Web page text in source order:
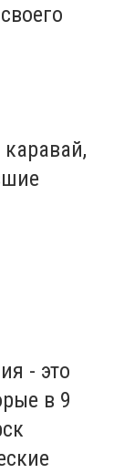
- это
в 9